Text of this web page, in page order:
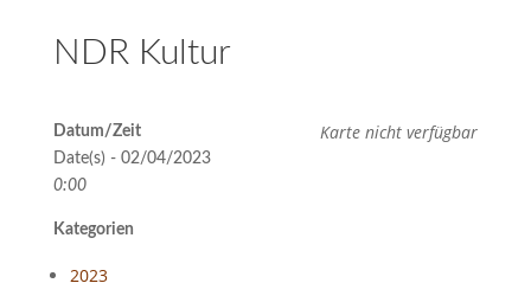
NDR Kultur
Karte nicht verfügbar
Datum/Zeit
Date(s) - 02/04/2023
0:00
Kategorien
2023